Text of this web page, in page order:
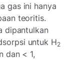
gas ini hanya
teoritis.
dipantulkan
untuk H2
dan < 1,